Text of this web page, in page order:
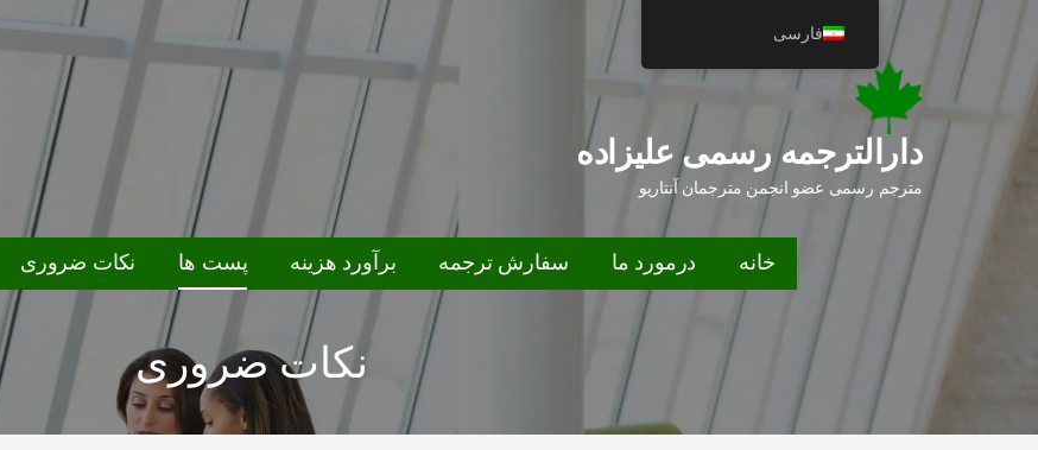
دارالترجمه رسمی علیزاده
مترجم رسمی عضو انجمن مترجمان آنتاریو
خانه درمورد ما سفارش ترجمه برآورد هزینه پست ها نکات ضروری
نکات ضروری
فارسی